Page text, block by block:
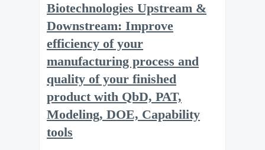
Biotechnologies Upstream &
Downstream: Improve
efficiency of your
manufacturing process and
quality of your finished
product with QbD, PAT,
Modeling, DOE, Capability
tools